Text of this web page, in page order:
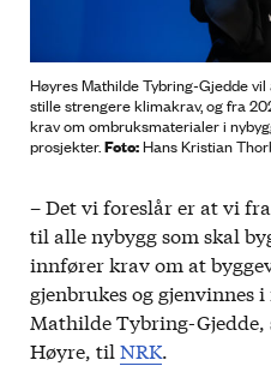
Høyres Mathilde Tybring-Gjedde
stille strengere klimakrav, og fra
krav om ombruksmaterialer i
prosjekter.Foto:Hans Kristian
– Det vi foreslår er at vi
til alle nybygg som skal
innfører krav om at
gjenbrukes og gjenvinnes
Mathilde Tybring-
Høyre, til NRK.